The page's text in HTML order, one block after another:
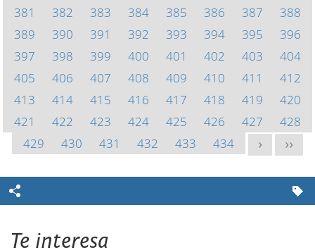
381
382 383 384 385 386 387
388
389
390 391 392 393 394 395
396
397
398 399 400 401 402 403
404
405
406 407 408 409 410 411
412
413
414 415 416 417 418 419
420
421
422 423 424 425 426 427
428
429
430 431 432 433 434 > >>
Te interesa